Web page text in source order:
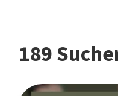
189